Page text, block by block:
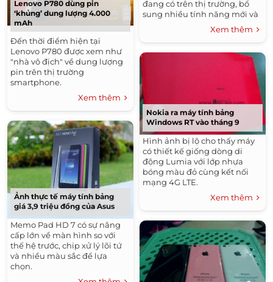
Lenovo P780 dùng pin
‘khủng’ dung lượng 4.000
mAh
Đến thời điểm hiện tại
Lenovo P780 được xem như
"nhà vô địch" về dung lượng
pin trên thị trường
smartphone.
Xem thêm
Ảnh thực tế máy tính bảng
giá 3,9 triệu đồng của Asus
Memo Pad HD 7 có sự nâng
cấp lớn về màn hình so với
thế hệ trước, chip xử lý lõi tứ
và nhiều màu sắc để lựa
chọn.
đang có trên thị trường, bổ
sung nhiều tính năng mới và
cải thiện camera.Xem thêm
Nokia ra máy tính bảng
Windows RT vào tháng 9
Hình ảnh bị lộ cho thấy máy
có thiết kế giống dòng di
động Lumia với lớp nhựa
bóng màu đỏ cùng kết nối
mạng 4G LTE.
Xem thêm